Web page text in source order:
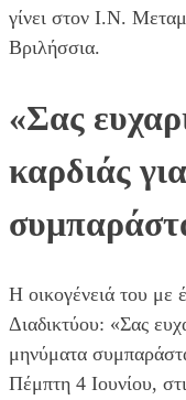
γίνει στον Ι.Ν.
Βριλήσσια.
«Σας
καρδιάς
Η οικογένειά του με
Διαδικτύου: «Σας
μηνύματα
Πέμπτη 4 Ιουνίου,